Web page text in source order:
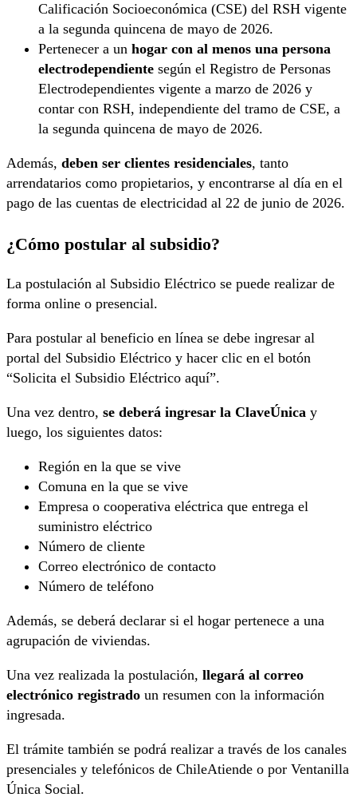
Calificación Socioeconómica (CSE) del RSH vigente
a la segunda quincena de mayo de 2026.
Pertenecer a un hogar con al menos una persona
electrodependiente según el Registro de Personas
Electrodependientes vigente a marzo de 2026 y
contar con RSH, independiente del tramo de CSE, a
la segunda quincena de mayo de 2026.
Además, deben ser clientes residenciales, tanto
arrendatarios como propietarios, y encontrarse al día en el
pago de las cuentas de electricidad al 22 de junio de 2026.
¿Cómo postular al subsidio?
La postulación al Subsidio Eléctrico se puede realizar de
forma online o presencial.
Para postular al beneficio en línea se debe ingresar al
portal del Subsidio Eléctrico y hacer clic en el botón
“Solicita el Subsidio Eléctrico aquí”.
Una vez dentro, se deberá ingresar la ClaveÚnica y
luego, los siguientes datos:
Región en la que se vive
Comuna en la que se vive
Empresa o cooperativa eléctrica que entrega el
suministro eléctrico
Número de cliente
Correo electrónico de contacto
Número de teléfono
Además, se deberá declarar si el hogar pertenece a una
agrupación de viviendas.
Una vez realizada la postulación, llegará al correo
electrónico registrado un resumen con la información
ingresada.
El trámite también se podrá realizar a través de los canales
presenciales y telefónicos de ChileAtiende o por Ventanilla
Única Social.